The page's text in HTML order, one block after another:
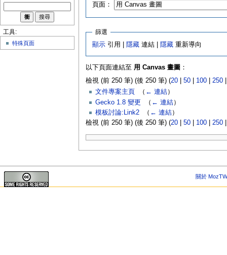
頁面：
篩選
顯示 引用 | 隱藏 連結 | 隱藏 重新導向
以下頁面連結至 用 Canvas 畫圖 ：
檢視 (前 250 筆) (後 250 筆) (20| 50| 100| 250
文件專案主頁
（ ← 連結）
Gecko 1.8 變更
（ ← 連結）
模板討論:Link2‎ （ ← 連結）
檢視 (前 250 筆) (後 250 筆) (20| 50| 100| 250
工具:
特殊頁面
關於